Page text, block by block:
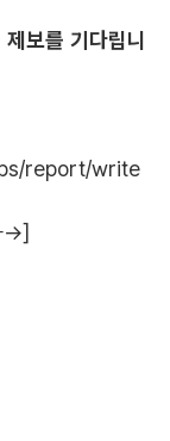
보를 기다립니
report/write
→]